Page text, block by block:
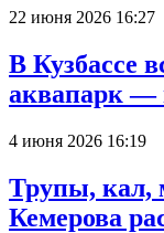
22 июня 2026 16:27
В Кузбассе
аквапарк —
4 июня 2026 16:19
Трупы, кал,
Кемерова